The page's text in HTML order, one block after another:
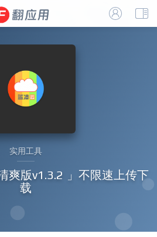
实用工具
爽版v1.3.2 」不限速上传下
载